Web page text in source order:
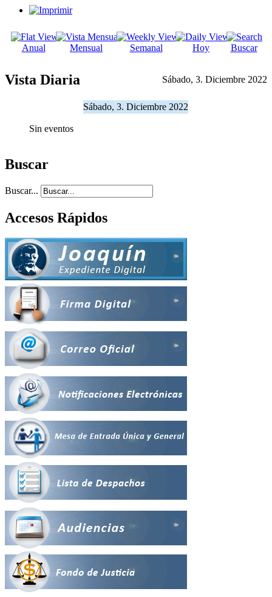
Anual Mensual Semanal Hoy Buscar
Vista Diaria Sábado, 3. Diciembre 2022
Sábado, 3. Diciembre 2022
Sin eventos
Buscar
Buscar...
Accesos Rápidos